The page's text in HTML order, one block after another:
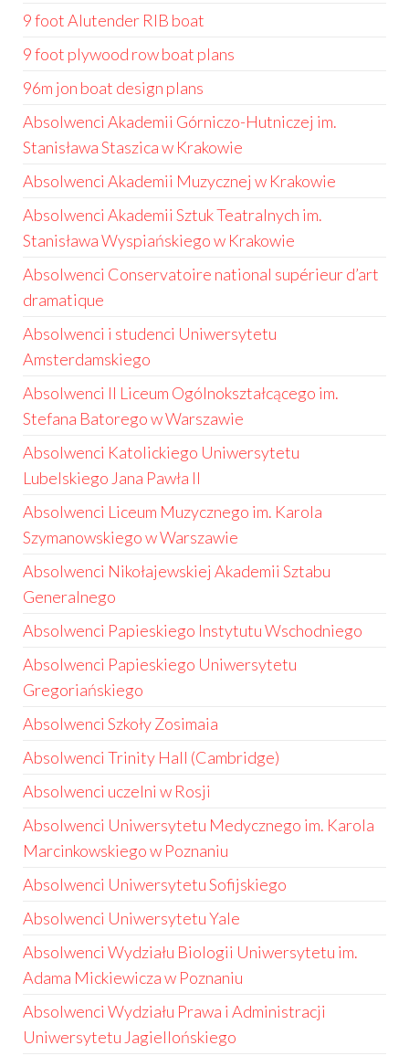
9 foot Alutender RIB boat
9 foot plywood row boat plans
96m jon boat design plans
Absolwenci Akademii Górniczo-Hutniczej im.
Stanisława Staszica w Krakowie
Absolwenci Akademii Muzycznej w Krakowie
Absolwenci Akademii Sztuk Teatralnych im.
Stanisława Wyspiańskiego w Krakowie
Absolwenci Conservatoire national supérieur d’art
dramatique
Absolwenci i studenci Uniwersytetu
Amsterdamskiego
Absolwenci II Liceum Ogólnokształcącego im.
Stefana Batorego w Warszawie
Absolwenci Katolickiego Uniwersytetu
Lubelskiego Jana Pawła II
Absolwenci Liceum Muzycznego im. Karola
Szymanowskiego w Warszawie
Absolwenci Nikołajewskiej Akademii Sztabu
Generalnego
Absolwenci Papieskiego Instytutu Wschodniego
Absolwenci Papieskiego Uniwersytetu
Gregoriańskiego
Absolwenci Szkoły Zosimaia
Absolwenci Trinity Hall (Cambridge)
Absolwenci uczelni w Rosji
Absolwenci Uniwersytetu Medycznego im. Karola
Marcinkowskiego w Poznaniu
Absolwenci Uniwersytetu Sofijskiego
Absolwenci Uniwersytetu Yale
Absolwenci Wydziału Biologii Uniwersytetu im.
Adama Mickiewicza w Poznaniu
Absolwenci Wydziału Prawa i Administracji
Uniwersytetu Jagiellońskiego